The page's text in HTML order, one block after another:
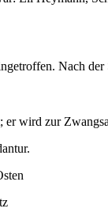
Nach
wird zur